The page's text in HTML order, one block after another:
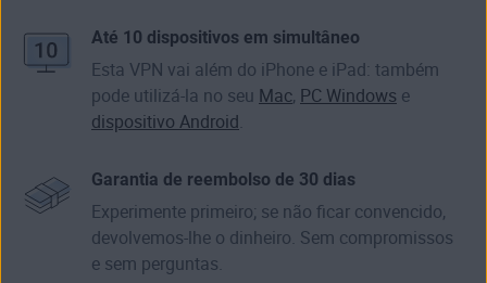
Até 10 dispositivos em simultâneo
Esta VPN vai além do iPhone e iPad: também
pode utilizá-la no seu Mac, PC Windows e
dispositivo Android.
Garantia de reembolso de 30 dias
Experimente primeiro; se não ficar convencido,
devolvemos-lhe o dinheiro. Sem compromissos
e sem perguntas.